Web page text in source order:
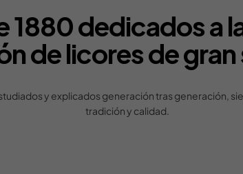
1880 dedicados a
de licores de
y explicados generación tras generación,
tradición y calidad.